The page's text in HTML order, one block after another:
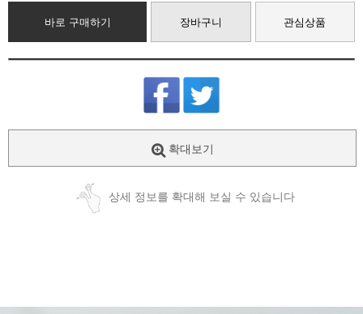
바로 구매하기 장바구니 관심상품
확대보기
상세 정보를 확대해 보실 수 있습니다